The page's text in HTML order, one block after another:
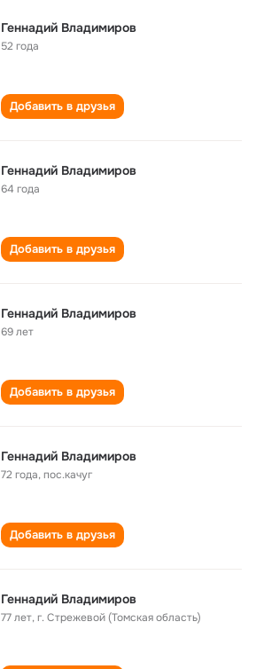
Геннадий Владимиров
52 года
Добавить в друзья
Геннадий Владимиров
64 года
Добавить в друзья
Геннадий Владимиров
69 лет
Добавить в друзья
Геннадий Владимиров
72 года,пос.качуг
Добавить в друзья
Геннадий Владимиров
77 лет,г. Стрежевой (Томская область)